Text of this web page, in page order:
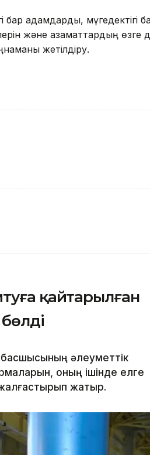
бар адамдарды, мүгедектігі
және азаматтардың өзге
жетілдіру.
қайтарылған
басшысының әлеуметтік
оның ішінде елге
жатыр.